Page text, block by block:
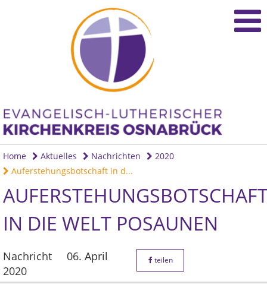
Home Aktuelles Nachrichten
2020
Auferstehungsbotschaft in d...
IN DIE WELT POSAUNEN
Nachricht
06. April
2020
teilen